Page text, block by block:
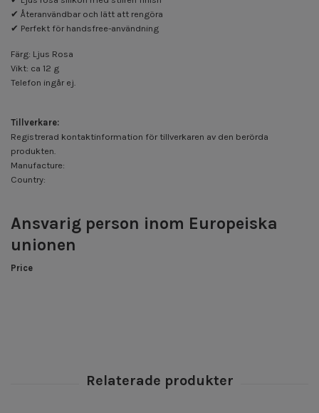
✔ Återanvändbar och lätt att rengöra
✔ Perfekt för handsfree-användning
Färg: Ljus Rosa
Vikt: ca 12 g
Telefon ingår ej.
Tillverkare:
Registrerad kontaktinformation för tillverkaren av den berörda
produkten.
Manufacture:
Country:
Ansvarig person inom Europeiska
unionen
Price